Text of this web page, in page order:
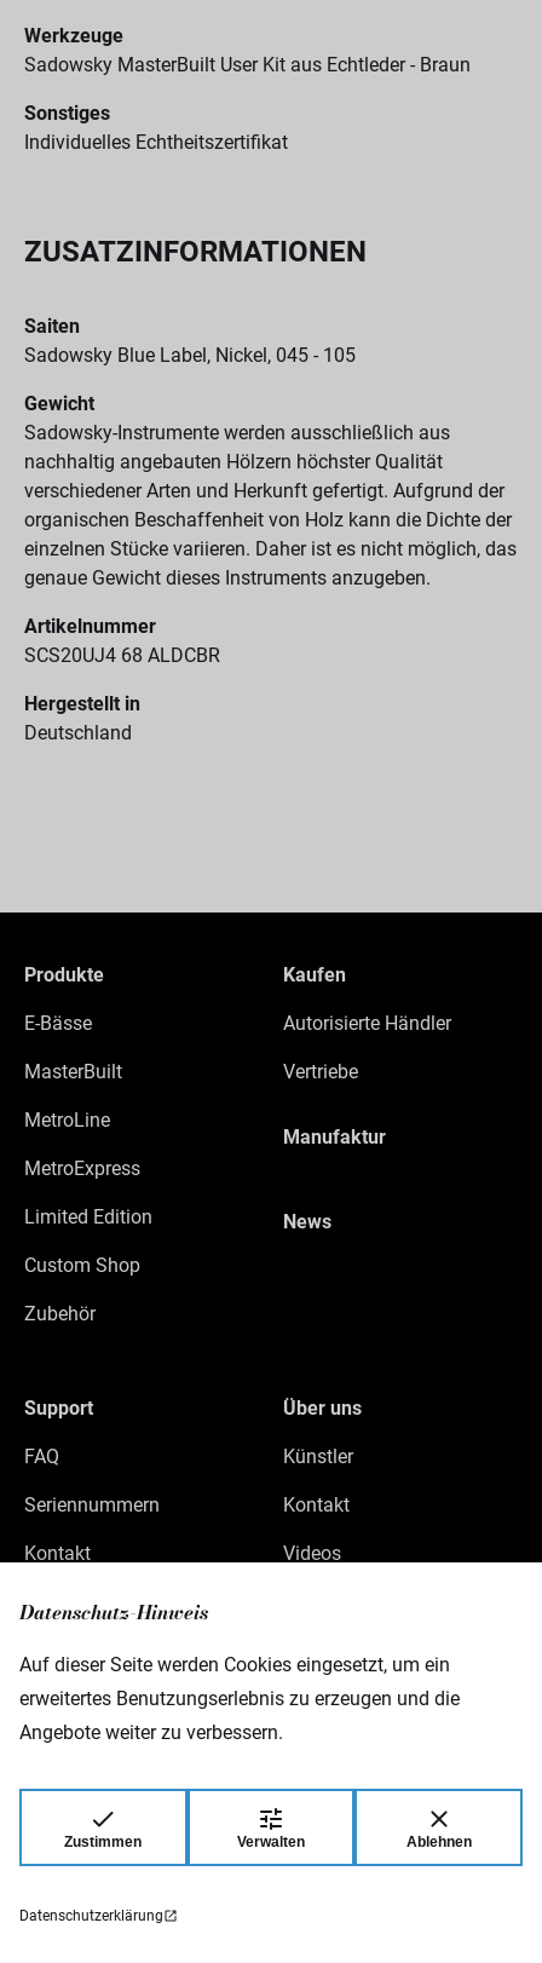
Datenschutz-Hinweis
Auf dieser Seite werden Cookies eingesetzt, um ein
erweitertes Benutzungserlebnis zu erzeugen und die
Angebote weiter zu verbessern.
Zustimmen Verwalten Ablehnen
Datenschutzerklärung
Werkzeuge
Sadowsky MasterBuilt User Kit aus Echtleder - Braun
Sonstiges
Individuelles Echtheitszertifikat
ZUSATZINFORMATIONEN
Saiten
Sadowsky Blue Label, Nickel, 045 - 105
Gewicht
Sadowsky-Instrumente werden ausschließlich aus
nachhaltig angebauten Hölzern höchster Qualität
verschiedener Arten und Herkunft gefertigt. Aufgrund der
organischen Beschaffenheit von Holz kann die Dichte der
einzelnen Stücke variieren. Daher ist es nicht möglich, das
genaue Gewicht dieses Instruments anzugeben.
Artikelnummer
SCS20UJ4 68 ALDCBR
Hergestellt in
Deutschland
Produkte
E-Bässe
MasterBuilt
MetroLine
MetroExpress
Limited Edition
Custom Shop
Zubehör
Kaufen
Autorisierte Händler
Vertriebe
Manufaktur
News
Support
FAQ
Seriennummern
Kontakt
Über uns
Künstler
Kontakt
Videos
Gewerbepark 46
D-08258 Markneukirchen
© 2026 Warwick GmbH & Co Music Equipment
KG.